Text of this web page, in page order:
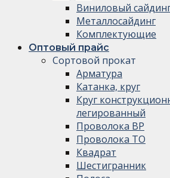
Виниловый
Металлосайдинг
Комплектующие
Оптовый прайс
Сортовой прокат
Арматура
Катанка, круг
Круг
легированный
Проволока ВР
Проволока ТО
Квадрат
Шестигранник